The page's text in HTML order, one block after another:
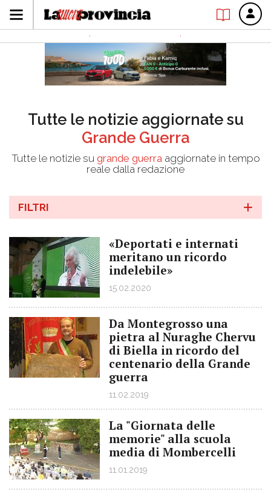
Tutte le notizie aggiornate su
Grande Guerra
Tutte le notizie su grande guerraaggiornate in tempo
reale dalla redazione
FILTRI
«Deportati e internati
meritano un ricordo
indelebile»
15.02.2020
Da Montegrosso una
pietra al Nuraghe Chervu
di Biella in ricordo del
centenario della Grande
guerra
11.02.2019
La "Giornata delle
memorie" alla scuola
media di Mombercelli
11.01.2019